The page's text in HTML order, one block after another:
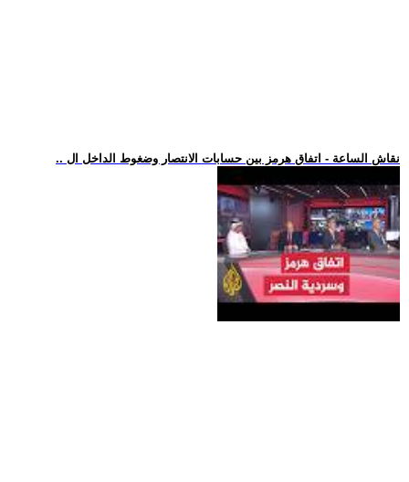
.. نقاش الساعة - اتفاق هرمز بين حسابات الانتصار وضغوط الداخل ال